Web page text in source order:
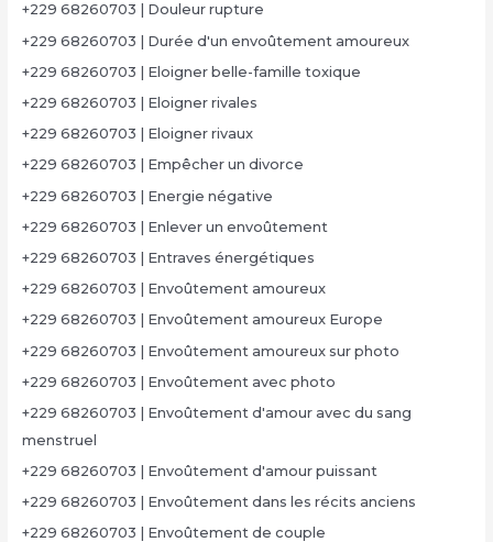
+229 68260703 | Douleur rupture
+229 68260703 | Durée d'un envoûtement amoureux
+229 68260703 | Eloigner belle-famille toxique
+229 68260703 | Eloigner rivales
+229 68260703 | Eloigner rivaux
+229 68260703 | Empêcher un divorce
+229 68260703 | Energie négative
+229 68260703 | Enlever un envoûtement
+229 68260703 | Entraves énergétiques
+229 68260703 | Envoûtement amoureux
+229 68260703 | Envoûtement amoureux Europe
+229 68260703 | Envoûtement amoureux sur photo
+229 68260703 | Envoûtement avec photo
+229 68260703 | Envoûtement d'amour avec du sang
menstruel
+229 68260703 | Envoûtement d'amour puissant
+229 68260703 | Envoûtement dans les récits anciens
+229 68260703 | Envoûtement de couple